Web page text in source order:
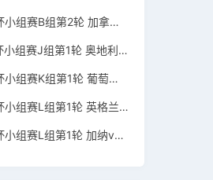
06月19日 世界杯小组赛B组第2轮 加拿大vs卡塔尔 全场录像回放
06月17日 世界杯小组赛J组第1轮 奥地利vs约旦 全场录像回放
06月18日 世界杯小组赛K组第1轮 葡萄牙vs民主刚果 全场录像回放
06月18日 世界杯小组赛L组第1轮 英格兰vs克罗地亚 全场录像回放
06月18日 世界杯小组赛L组第1轮 加纳vs巴拿马 全场录像回放